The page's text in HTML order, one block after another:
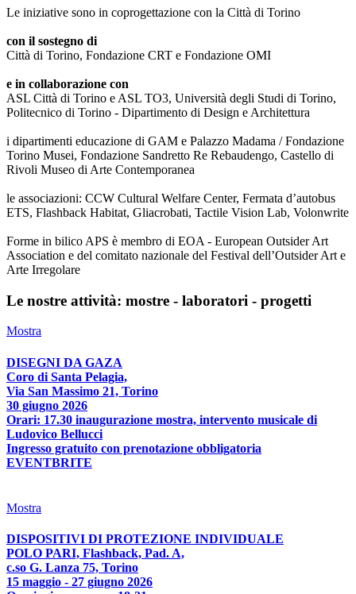
Le iniziative sono in coprogettazione con la Città di Torino
con il sostegno di
Città di Torino, Fondazione CRT e Fondazione OMI
e in collaborazione con
ASL Città di Torino e ASL TO3, Università degli Studi di Torino,
Politecnico di Torino - Dipartimento di Design e Architettura
i dipartimenti educazione di GAM e Palazzo Madama / Fondazione
Torino Musei, Fondazione Sandretto Re Rebaudengo, Castello di
Rivoli Museo di Arte Contemporanea
le associazioni: CCW Cultural Welfare Center, Fermata d’autobus
ETS, Flashback Habitat, Gliacrobati, Tactile Vision Lab, Volonwrite
Forme in bilico APS è membro di EOA - European Outsider Art
Association e del comitato nazionale del Festival dell’Outsider Art e
Arte Irregolare
Le nostre attività: mostre - laboratori - progetti
Mostra
DISEGNI DA GAZA
Coro di Santa Pelagia,
Via San Massimo 21, Torino
30 giugno 2026
Orari: 17.30 inaugurazione mostra, intervento musicale di
Ludovico Bellucci
Ingresso gratuito con prenotazione obbligatoria
EVENTBRITE
Mostra
DISPOSITIVI DI PROTEZIONE INDIVIDUALE
POLO PARI, Flashback, Pad. A,
c.so G. Lanza 75, Torino
15 maggio - 27 giugno 2026